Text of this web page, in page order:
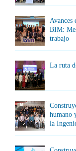
Avances
BIM:
trabajo
La ruta
humano
la